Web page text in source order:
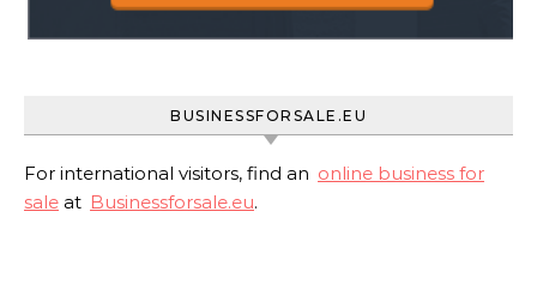
BUSINESSFORSALE.EU
For international visitors, find an online business for
sale at Businessforsale.eu.